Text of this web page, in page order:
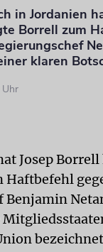
in Jordanien
Borrell zum
klaren
Uhr
Josep Borrell
Benjamin